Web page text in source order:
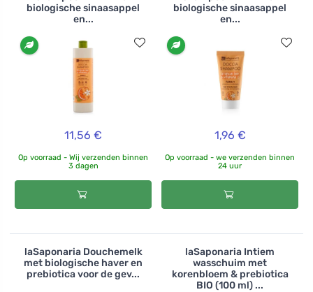
biologische sinaasappel
en...
11,56 €
Op voorraad - Wij verzenden binnen
3 dagen
biologische sinaasappel
en...
1,96 €
Op voorraad - we verzenden binnen
24 uur
laSaponaria Douchemelk
met biologische haver en
prebiotica voor de gev...
laSaponaria Intiem
wasschuim met
korenbloem & prebiotica
BIO (100 ml) ...